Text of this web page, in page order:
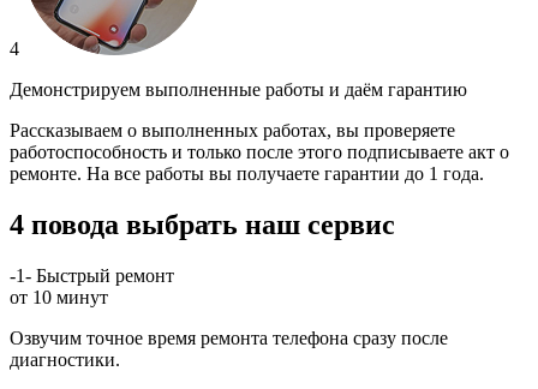
4
Демонстрируем выполненные работы и даём гарантию
Рассказываем о выполненных работах, вы проверяете
работоспособность и только после этого подписываете акт о
ремонте. На все работы вы получаете гарантии до 1 года.
4 повода выбрать наш сервис
-1- Быстрый ремонт
от 10 минут
Озвучим точное время ремонта телефона сразу после
диагностики.